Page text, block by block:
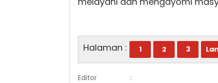
Halaman : 1 2 3
Editor :